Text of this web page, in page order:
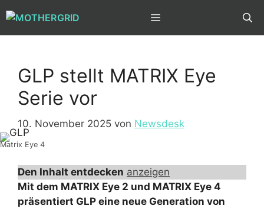
Inhalt
springen
MENÜ
GLP stellt MATRIX Eye
Serie vor
10. November 2025 von Newsdesk
Matrix Eye 4
Den Inhalt entdecken anzeigen
Mit dem MATRIX Eye 2 und MATRIX Eye 4
präsentiert GLP eine neue Generation von